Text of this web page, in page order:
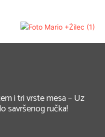
i tri vrste mesa – Uz
savršenog ručka!